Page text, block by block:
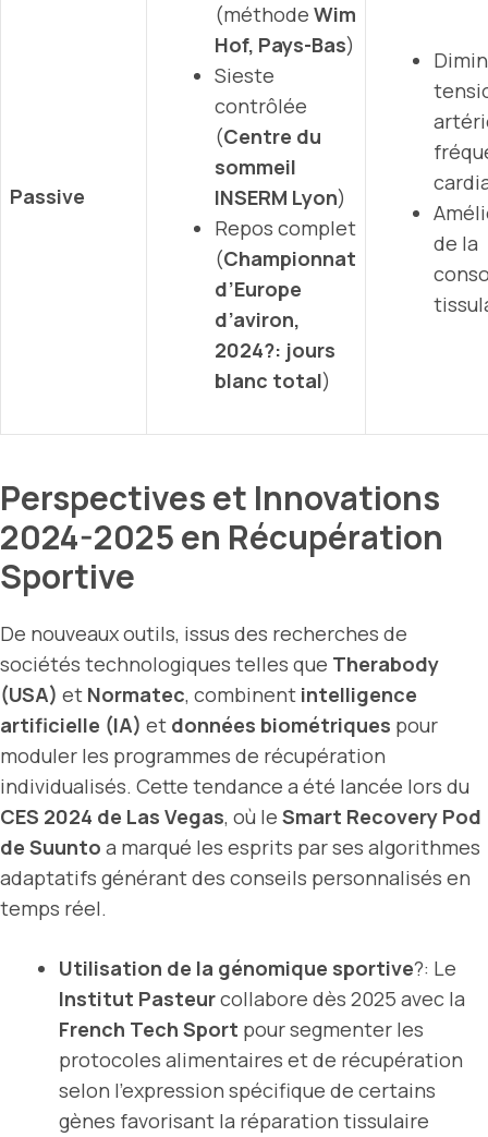
Passive
(méthode Wim
Hof, Pays-Bas)
Sieste
contrôlée
(Centre du
sommeil
INSERM Lyon)
Repos complet
(Championnat
d’Europe
d’aviron,
2024?: jours
blanc total)
de la
Perspectives et Innovations
2024-2025 en Récupération
Sportive
De nouveaux outils, issus des recherches de
sociétés technologiques telles que Therabody
(USA) et Normatec, combinent intelligence
artificielle (IA) et données biométriques pour
moduler les programmes de récupération
individualisés. Cette tendance a été lancée lors du
CES 2024 de Las Vegas, où le Smart Recovery Pod
de Suunto a marqué les esprits par ses algorithmes
adaptatifs générant des conseils personnalisés en
temps réel.
Utilisation de la génomique sportive?: Le
Institut Pasteurcollabore dès 2025 avec la
French Tech Sport pour segmenter les
protocoles alimentaires et de récupération
selon l’expression spécifique de certains
gènes favorisant la réparation tissulaire